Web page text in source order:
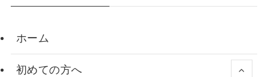
ホーム
初めての方へ